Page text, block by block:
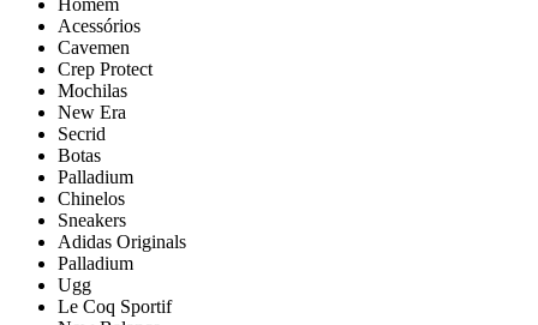
Acessórios
Cavemen
Crep Protect
Mochilas
New Era
Secrid
Botas
Palladium
Chinelos
Sneakers
Adidas Originals
Palladium
Ugg
Le Coq Sportif